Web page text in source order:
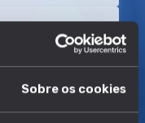
Sobre os cookies
arquivos e